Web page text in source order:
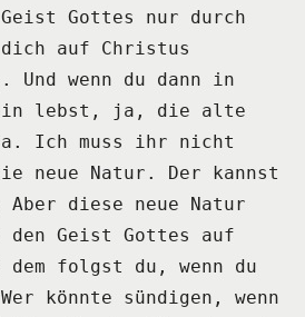
Gottes
nur durch
dich auf Christus
Und wenn du dann
in
lebst,
ja, die alte
Ich muss ihr nicht
neue Natur.
Der kannst
Aber diese neue Natur
den Geist Gottes auf
dem folgst du,
wenn du
Wer könnte sündigen,
wenn